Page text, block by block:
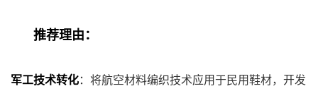
推荐理由：
军工技术转化：将航空材料编织技术应用于民用鞋材，开发